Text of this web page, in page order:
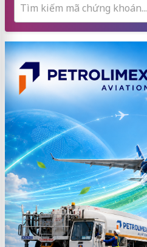
Tìm kiếm mã chứng khoán...